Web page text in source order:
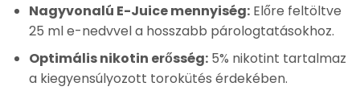
Nagyvonalú E-Juice mennyiség:Előre feltöltve
25 ml e-nedvvel a hosszabb párologtatásokhoz.
Optimális nikotin erősség:5% nikotint tartalmaz
a kiegyensúlyozott torokütés érdekében.